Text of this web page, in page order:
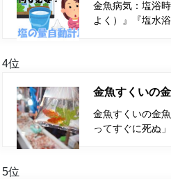
金魚病気：塩浴
よく）』『塩水
4位
金魚すくいの
金魚すくいの金
ってすぐに死ぬ
5位